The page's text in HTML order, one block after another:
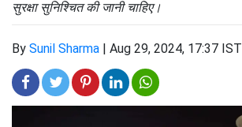
सुरक्षा सुनिश्चित की जानी चाहिए।
By Sunil Sharma | Aug 29, 2024, 17:37 IST